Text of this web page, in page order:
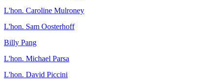
L'hon. Caroline Mulroney
L'hon. Sam Oosterhoff
Billy Pang
L'hon. Michael Parsa
L'hon. David Piccini